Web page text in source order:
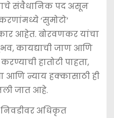
संवैधानिक पद असून
‘सुमोटो’
आहेत. बोरवणकर यांचा
कायद्याची जाण आणि
हातोटी पाहता,
आणि न्याय हक्कासाठी ही
जात आहे.
अधिकृत